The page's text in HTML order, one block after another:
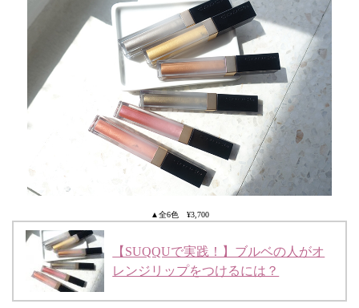
▲全6色 ¥3,700
【SUQQUで実践！】ブルベの人がオ
レンジリップをつけるには？